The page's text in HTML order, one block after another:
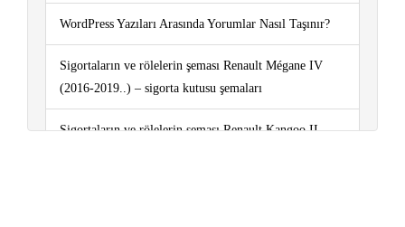
WordPress Yazıları Arasında Yorumlar Nasıl Taşınır?
Sigortaların ve rölelerin şeması Renault Mégane IV
(2016-2019..) – sigorta kutusu şemaları
Sigortaların ve rölelerin şeması Renault Kangoo II